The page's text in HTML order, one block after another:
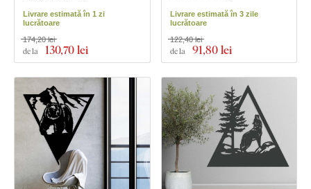
Livrare estimată în 1 zi
lucrătoare
de la 130,70 lei
174,20 lei
Livrare estimată în 3 zile
lucrătoare
de la 91,80 lei
122,40 lei